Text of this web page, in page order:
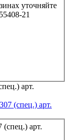
уточняйте
8.8 арт. 1/55408-21
(спец.) арт.